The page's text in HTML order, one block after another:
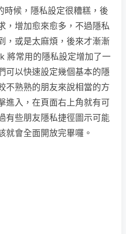
時候，隱私設定很糟糕，後
，增加愈來愈多，不過隱私
，或是太麻煩，後來才漸漸
將常用的隱私設定增加了一
可以快速設定幾個基本的隱
不熟熟的朋友來說相當的方
進入，在頁面右上角就有可
有些朋友隱私捷徑圖示可能
就會全面開放完畢囉。